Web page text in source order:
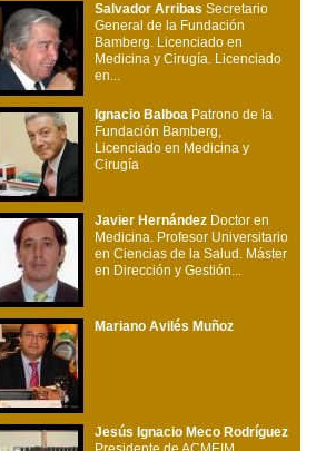
Salvador Arribas Secretario
General de la Fundación
Bamberg. Licenciado en
Medicina y Cirugía. Licenciado
en...
Ignacio Balboa Patrono de la
Fundación Bamberg,
Licenciado en Medicina y
Cirugía
Javier Hernández Doctor en
Medicina. Profesor Universitario
en Ciencias de la Salud. Máster
en Dirección y Gestión...
Mariano Avilés Muñoz
Jesús Ignacio Meco Rodríguez